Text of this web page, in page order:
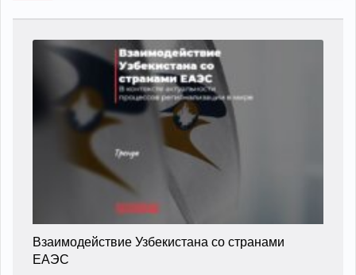
Взаимодействие Узбекистана со странами
ЕАЭС